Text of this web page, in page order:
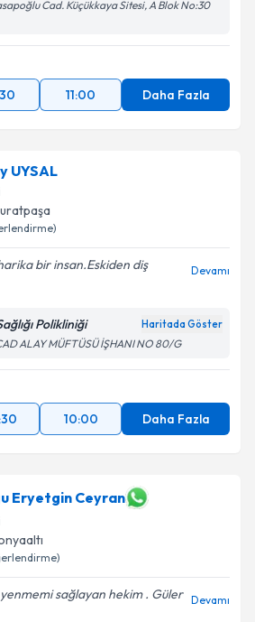
Cad. Küçükkaya Sitesi, A Blok No:30
11:00 Daha Fazla
UYSAL
bir insan.Eskiden diş
Devamı
Polikliniği Haritada Göster
ALAY MÜFTÜSÜ İŞHANI NO 80/G
10:00 Daha Fazla
Eryetgin Ceyran
sağlayan hekim . Güler Devamı